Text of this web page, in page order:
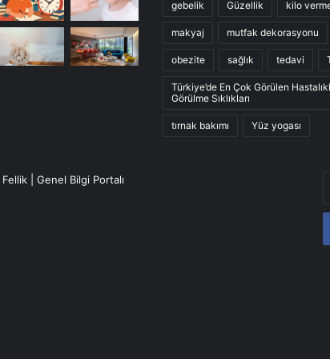
gebelik Güzellik kilo
makyaj mutfak dekorasyonu
obezite sağlık tedavi
Türkiye’de En Çok Görülen
Görülme Sıklıkları
tırnak bakımı Yüz yogası
Fellik | Genel Bilgi Portalı